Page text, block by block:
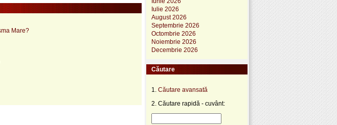
Mare?
Iulie 2026
August 2026
Septembrie 2026
Octombrie 2026
Noiembrie 2026
Decembrie 2026
Căutare
1. Căutare avansată
2. Căutare rapidă - cuvânt: